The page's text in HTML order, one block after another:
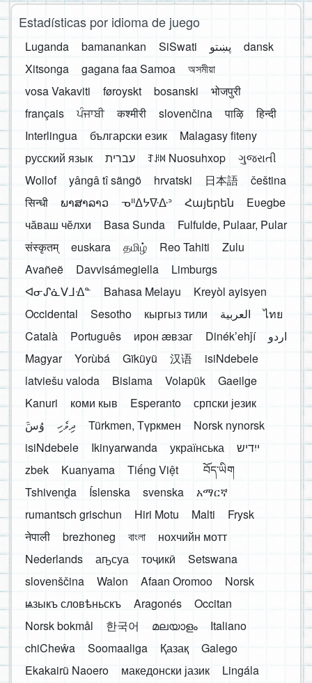
Estadísticas por idioma de juego
Luganda bamanankan SiSwati پښتو
dansk
Xitsonga
gagana faa Samoa
অসমীয়া
vosa Vakaviti
føroyskt bosanski
भोजपुरी
français
ਪੰਜਾਬੀ कश्मीरी slovenčina पाऴि
हिन्दी
Interlingua
български език
Malagasy fiteny
русский язык
עברית ꆈꌠ꒿ Nuosuhxop
ગુજરાતી
Wollof
yângâ tî sängö hrvatski 日本語
čeština
सिन्धी
ພາສາລາວ ᓀᐦᐃᔭᐍᐏᐣ Հայերեն
Eʋegbe
чӑваш чӗлхи
Basa Sunda
Fulfulde, Pulaar, Pular
संस्कृतम्
euskara தமிழ் Reo Tahiti
Zulu
Avañeẽ
Davvisámegiella
Limburgs
ᐊᓂᔑᓈᐯᒧᐎᓐ
Bahasa Melayu
Kreyòl ayisyen
Occidental
Sesotho кыргыз тили العربية
ไทย
Català
Português ирон æвзаг Dinékʼehǰí
اردو
Magyar
Yorùbá Gĩkũyũ 汉语
isiNdebele
latviešu valoda
Bislama Volapük
Gaeilge
Kanuri
коми кыв Esperanto
српски језик
َوُسَ
ދިވެހި Türkmen, Түркмен
Norsk nynorsk
isiNdebele
Ikinyarwanda українська
ייִדיש
zbek
Kuanyama Tiếng Việt
བོད་ཡིག
Tshivenḓa
Íslenska svenska
አማርኛ
rumantsch grischun
Hiri Motu Malti
Frysk
नेपाली
brezhoneg বাংলা
нохчийн мотт
Nederlands
аҧсуа тоҷикӣ
Setswana
slovenščina
Walon Afaan Oromoo
Norsk
ѩзыкъ словѣньскъ
Aragonés
Occitan
Norsk bokmål
한국어 മലയാളം
Italiano
chiCheŵa
Soomaaliga Қазақ
Galego
Ekakairũ Naoero
македонски јазик
Lingála